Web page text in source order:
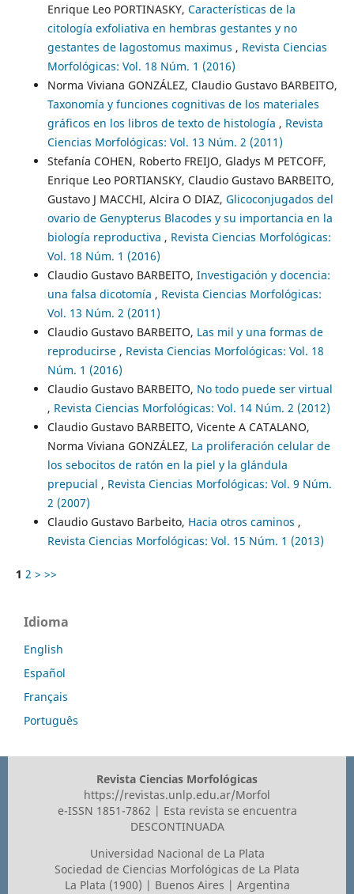
Enrique Leo PORTINASKY, Características de la
citología exfoliativa en hembras gestantes y no
gestantes de lagostomus maximus , Revista Ciencias
Morfológicas: Vol. 18 Núm. 1 (2016)
Norma Viviana GONZÁLEZ, Claudio Gustavo BARBEITO,
Taxonomía y funciones cognitivas de los materiales
gráficos en los libros de texto de histología , Revista
Ciencias Morfológicas: Vol. 13 Núm. 2 (2011)
Stefanía COHEN, Roberto FREIJO, Gladys M PETCOFF,
Enrique Leo PORTIANSKY, Claudio Gustavo BARBEITO,
Gustavo J MACCHI, Alcira O DIAZ, Glicoconjugados del
ovario de Genypterus Blacodes y su importancia en la
biología reproductiva , Revista Ciencias Morfológicas:
Vol. 18 Núm. 1 (2016)
Claudio Gustavo BARBEITO, Investigación y docencia:
una falsa dicotomía , Revista Ciencias Morfológicas:
Vol. 13 Núm. 2 (2011)
Claudio Gustavo BARBEITO, Las mil y una formas de
reproducirse , Revista Ciencias Morfológicas: Vol. 18
Núm. 1 (2016)
Claudio Gustavo BARBEITO, No todo puede ser virtual
, Revista Ciencias Morfológicas: Vol. 14 Núm. 2 (2012)
Claudio Gustavo BARBEITO, Vicente A CATALANO,
Norma Viviana GONZÁLEZ, La proliferación celular de
los sebocitos de ratón en la piel y la glándula
prepucial , Revista Ciencias Morfológicas: Vol. 9 Núm.
2 (2007)
Claudio Gustavo Barbeito, Hacia otros caminos ,
Revista Ciencias Morfológicas: Vol. 15 Núm. 1 (2013)
1 2 > >>
Idioma
English
Español
Français
Português
Revista Ciencias Morfológicas
https://revistas.unlp.edu.ar/Morfol
e-ISSN 1851-7862 | Esta revista se encuentra
DESCONTINUADA
Universidad Nacional de La Plata
Sociedad de Ciencias Morfológicas de La Plata
La Plata (1900) | Buenos Aires | Argentina